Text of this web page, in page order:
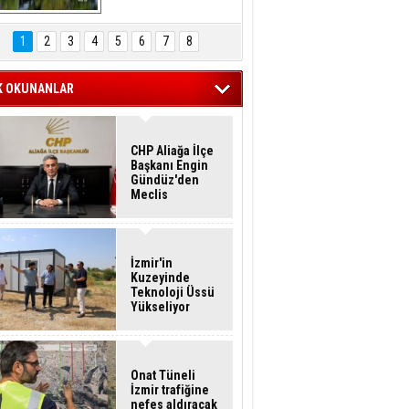
Hasan Eser'in
Objektifinden
1 2 3 4 5 6 7 8
OKUNANLAR
CHP Aliağa İlçe
Başkanı Engin
Gündüz'den
Meclis
Çağrısı
İzmir'in
Kuzeyinde
Teknoloji Üssü
Yükseliyor
Onat Tüneli
İzmir trafiğine
nefes aldıracak